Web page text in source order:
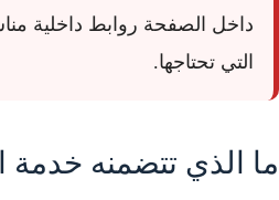
داخل الصفحة روابط داخلية
التي تحتاجها.
ما الذي تتضمنه خدمة